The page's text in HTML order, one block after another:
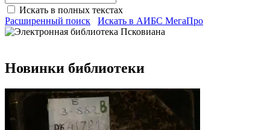
Искать в полных текстах
Расширенный поиск
Искать в АИБС МегаПро
Новинки библиотеки